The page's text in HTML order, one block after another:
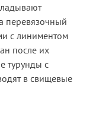
перевязочный
с линиментом
после их
турунды с
в свищевые